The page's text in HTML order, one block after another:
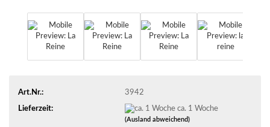
Art.Nr.: 3942
Lieferzeit: ca. 1 Woche
(Ausland abweichend)